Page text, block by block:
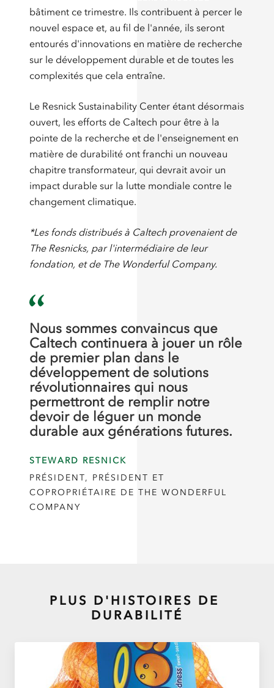
bâtiment ce trimestre. Ils contribuent à percer le
nouvel espace et, au fil de l'année, ils seront
entourés d'innovations en matière de recherche
sur le développement durable et de toutes les
complexités que cela entraîne.
Le Resnick Sustainability Center étant désormais
ouvert, les efforts de Caltech pour être à la
pointe de la recherche et de l'enseignement en
matière de durabilité ont franchi un nouveau
chapitre transformateur, qui devrait avoir un
impact durable sur la lutte mondiale contre le
changement climatique.
*Les fonds distribués à Caltech provenaient de
The Resnicks, par l'intermédiaire de leur
fondation, et de The Wonderful Company.
Nous sommes convaincus que
Caltech continuera à jouer un rôle
de premier plan dans le
développement de solutions
révolutionnaires qui nous
permettront de remplir notre
devoir de léguer un monde
durable aux générations futures.
STEWARD RESNICK
PRÉSIDENT, PRÉSIDENT ET
COPROPRIÉTAIRE DE THE WONDERFUL
COMPANY
PLUS D'HISTOIRES DE
DURABILITÉ